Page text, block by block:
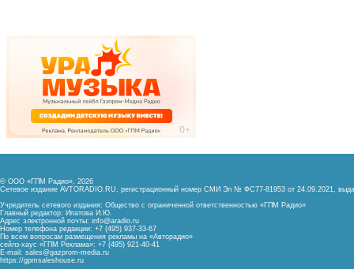
© ООО «ГПМ Радио», 2026
Сетевое издание AVTORADIO.RU, регистрационный номер СМИ Эл № ФС77-81953 от 24.09.2021,
Учредитель сетевого издания: Общество с ограниченной ответственностью «ГПМ Радио»
Главный редактор: Ипатова И.Ю.
Адрес электронной почты: info@aradio.ru
Номер телефона редакции: +7 (495) 937-33-67
По всем вопросам размещения рекламы на «Авторадио»
сейлз-хаус «ГПМ Реклама»: +7 (495) 921-40-41
E-mail: sales@gazprom-media.ru
https://gpmsaleshouse.ru